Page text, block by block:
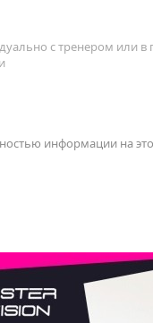
с тренером или в
информации на